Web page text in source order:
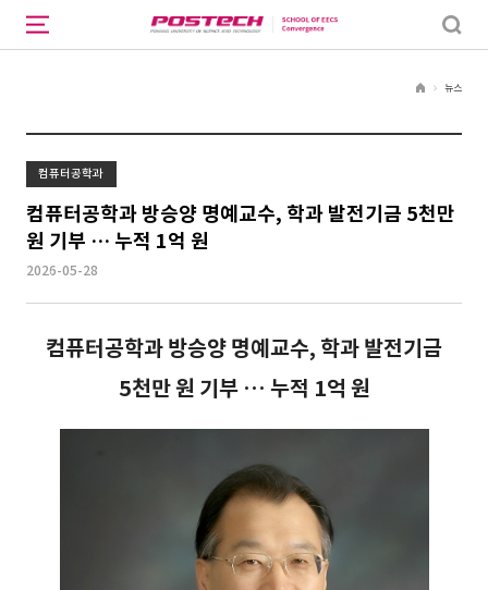
H
뉴스
컴퓨터공학과
컴퓨터공학과 방승양 명예교수, 학과 발전기금 5천만
원 기부 … 누적 1억 원
2026-05-28
컴퓨터공학과 방승양 명예교수, 학과 발전기금
5천만 원 기부 … 누적 1억 원